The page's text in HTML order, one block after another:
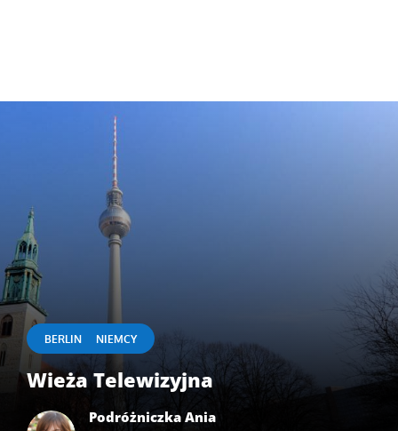
BERLIN NIEMCY
Wieża Telewizyjna
Podróżniczka Ania